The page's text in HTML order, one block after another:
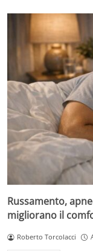
Russamento,
migliorano il
Roberto Torcolacci